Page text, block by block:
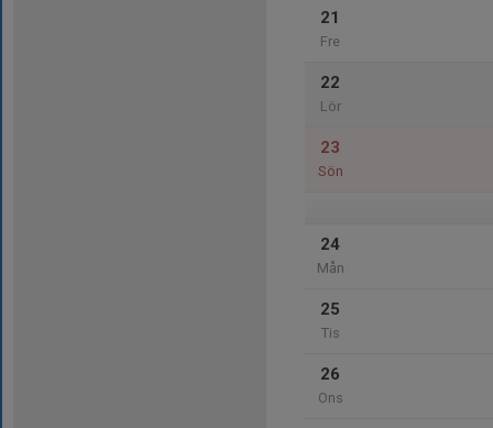
21
Fre
22
Lör
23
Sön
24
Mån
25
Tis
26
Ons